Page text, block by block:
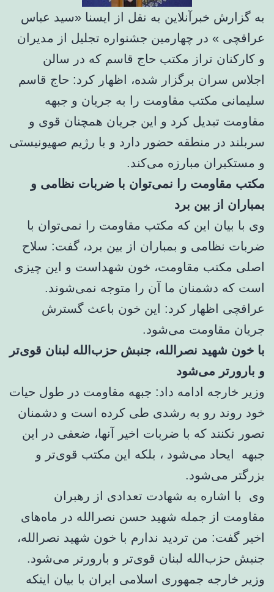
به گزارش خبرآنلاین به نقل از ایسنا «سید عباس
عراقچی » در چهارمین جشنواره تجلیل از مدیران
و کارکنان تراز مکتب حاج قاسم که در سالن
اجلاس سران برگزار شده، اظهار کرد: حاج قاسم
سلیمانی مکتب مقاومت را به جریان و جبهه
مقاومت تبدیل کرد و این جریان همچنان قوی و
سربلند در منطقه حضور دارد و با رژیم صهیونیستی
و مستکبران مبارزه می‌کند.
مکتب مقاومت را نمی‌توان با ضربات نظامی و
بمباران از بین برد
وی با بیان این که مکتب مقاومت را نمی‌توان با
ضربات نظامی و بمباران از بین برد، گفت: سلاح
اصلی مکتب مقاومت، خون شهداست و این چیزی
است که دشمنان ما آن را متوجه نمی‌شوند.
عراقچی اظهار کرد: این خون باعث گسترش
جریان مقاومت می‌شود.
با خون شهید نصرالله، جنبش حزب‌الله لبنان قوی‌تر
و بارورتر می‌شود
وزیر خارجه ادامه داد: جبهه مقاومت در طول حیات
خود روند رو به رشدی طی کرده است و دشمنان
تصور نکنند که با ضربات اخیر آنها، ضعفی در این
جبهه ایحاد می‌شود ، بلکه این مکتب قوی‌تر و
بزرگتر می‌شود.
وی با اشاره به شهادت تعدادی از رهبران
مقاومت از جمله شهید حسن نصرالله در ماه‌های
اخیر گفت: من تردید ندارم با خون شهید نصرالله،
جنبش حزب‌الله لبنان قوی‌تر و بارورتر می‌شود.
وزیر خارجه جمهوری اسلامی ایران با بیان اینکه